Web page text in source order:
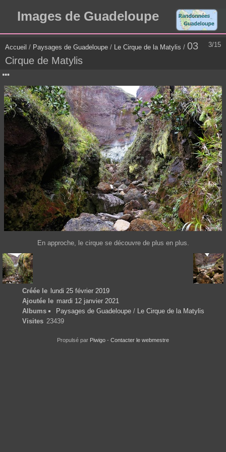
Images de Guadeloupe
3/15
Accueil / Paysages de Guadeloupe / Le Cirque de la Matylis / 03
Cirque de Matylis
En approche, le cirque se découvre de plus en plus.
Créée le
lundi 25 février 2019
Ajoutée le mardi 12 janvier 2021
Albums
Paysages de Guadeloupe / Le Cirque de la Matylis
Visites 23439
Propulsé par Piwigo - Contacter le webmestre